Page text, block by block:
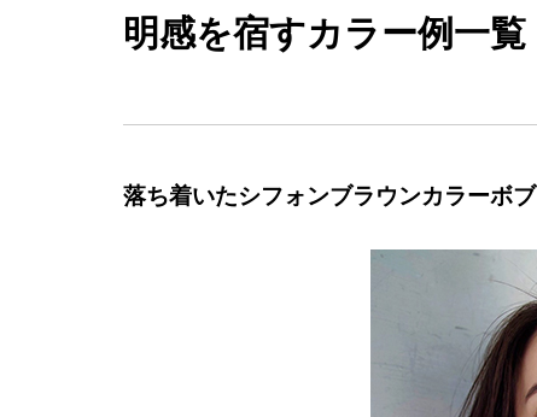
明感を宿すカラー例一覧
落ち着いたシフォンブラウンカラーボブ